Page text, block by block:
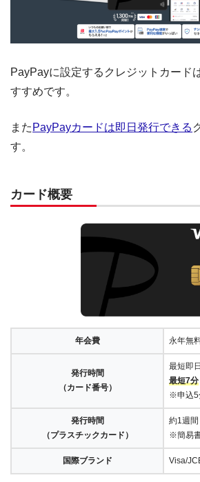
PayPayに設定するクレジットカード
すすめです。
また PayPayカードは即日発行できる
す。
カード概要
年会費 永年無
発行時間
（カード番号）
最短即
最短7分
※申込5
発行時間
（プラスチックカード）
約1週間
※簡易
国際ブランド Visa/